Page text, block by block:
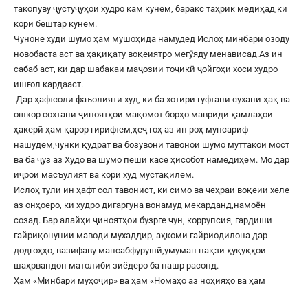
такопуву ҷустуҷуҳои худро кам кунем, баракс таҳрик медиҳад,ки
кори бештар кунем.
Чуноне худи шумо ҳам мушоҳида намудед Ислоҳ минбари озоду
новобаста аст ва ҳақиқату воқеиятро мегӯяду менависад.Аз ин
сабаб аст, ки дар шабакаи маҷозии тоҷикӣ ҷойгоҳи хоси худро
ишғол кардааст.
Дар ҳафтсоли фаъолияти худ, ки ба хотири гуфтани сухани ҳақ ва
ошкор сохтани ҷиноятҳои мақомот борҳо мавриди ҳамлаҳои
ҳакерӣ ҳам қарор гирифтем,ҳеҷ гоҳ аз ин роҳ мунсариф
нашудем,чунки қудрат ва бозувони тавонои шумо муттакои мост
ва ба ҷуз аз Худо ва шумо пеши касе ҳисобот намедиҳем. Мо дар
иҷрои масъулият ва кори худ мустақилем.
Ислоҳ тули ин ҳафт сол тавонист, ки симо ва чеҳраи воқеии хеле
аз онҳоеро, ки худро дигаргуна вонамуд мекарданд,намоён
созад. Бар алайҳи ҷиноятҳои бузрге чун, коррупсия, гардиши
ғайриқонунии маводи мухаддир, аҳкоми ғайриодилона дар
додгоҳҳо, вазифаву мансабфурушӣ,умуман нақзи ҳуқуқҳои
шаҳрвандон матолиби зиёдеро ба нашр расонд.
Ҳам «Минбари муҳоҷир» ва ҳам «Номаҳо аз ноҳияҳо ва ҳам